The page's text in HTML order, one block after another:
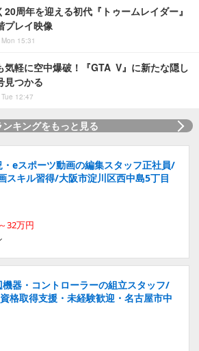
20周年を迎える初代『トゥームレイダー』
プレイ映像
15:31
気軽に空中爆破！『GTA V』に新たな隠し
見つかる
12:47
ンキングをもっと見る
・eスポーツ動画の編集スタッフ正社員/
スキル習得/大阪市淀川区西中島5丁目
32万円
機器・コントローラーの組立スタッフ/
格取得支援・未経験歓迎・名古屋市中